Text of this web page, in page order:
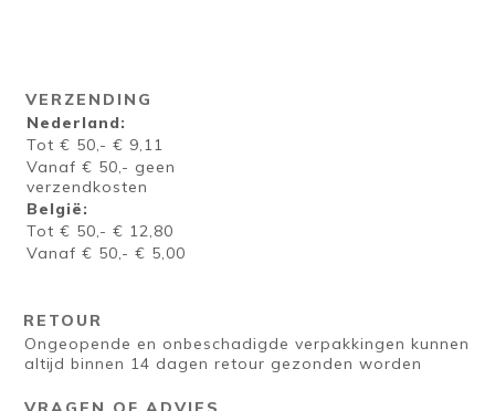
VERZENDING
Nederland:
Tot € 50,- € 9,11
Vanaf € 50,- geen
verzendkosten
België:
Tot € 50,- € 12,80
Vanaf € 50,- € 5,00
RETOUR
Ongeopende en onbeschadigde verpakkingen kunnen
altijd binnen 14 dagen retour gezonden worden